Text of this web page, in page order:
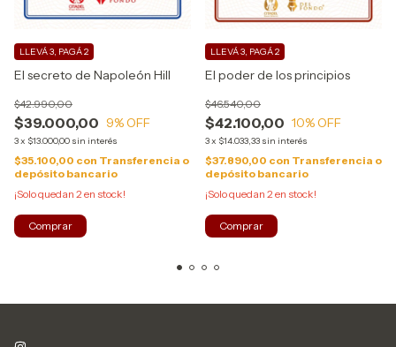
El secreto de Napoleón Hill
$39.000,00
$42.990,00
9% OFF
3x $13.000,00 sin interés
LLEVÁ 3, PAGÁ 2
$35.100,00 con Transferencia o
depósito bancario
¡Solo quedan 2 en stock!
El poder de los principios
$42.100,00
$46.540,00
10% OFF
3x $14.033,33 sin interés
LLEVÁ 3, PAGÁ 2
$37.890,00 con Transferencia o
depósito bancario
¡Solo quedan 2 en stock!